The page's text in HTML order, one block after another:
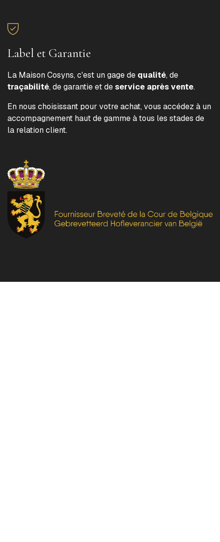
Label et Garantie
La Maison Cosyns, c'est un gage de qualité, de
traçabilité, de garantie et deservice après vente.
En nous choisissant pour votre achat, vous accédez à un
accompagnement haut de gamme à tous les stades de
la relation client.